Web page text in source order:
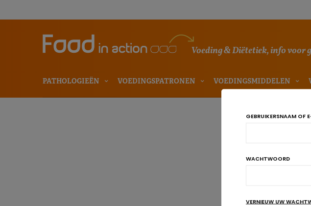
Voeding & Diëtetiek, info voor
PATHOLOGIEËN VOEDINGSPATRONEN VOEDINGSMIDDELEN
GEBRUIKERSNAAM OF
WACHTWOORD
VERNIEUW UW